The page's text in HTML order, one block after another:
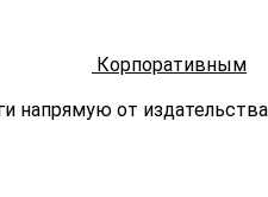
Корпоративным
напрямую от издательства